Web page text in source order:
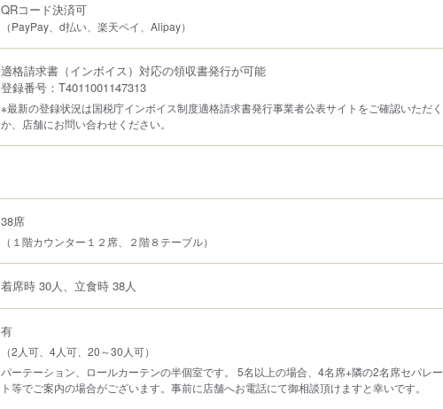
QRコード決済可
（PayPay、d払い、楽天ペイ、Alipay）
適格請求書（インボイス）対応の領収書発行が可能
登録番号：T4011001147313
※最新の登録状況は国税庁インボイス制度適格請求書発行事業者公表サイトをご確認いただく
か、店舗にお問い合わせください。
38席
（１階カウンター１２席、２階８テーブル）
着席時 30人、立食時 38人
有
（2人可、4人可、20～30人可）
パーテーション、ロールカーテンの半個室です。 5名以上の場合、4名席+隣の2名席セパレー
ト等でご案内の場合がございます。事前に店舗へお電話にて御相談頂けますと幸いです。